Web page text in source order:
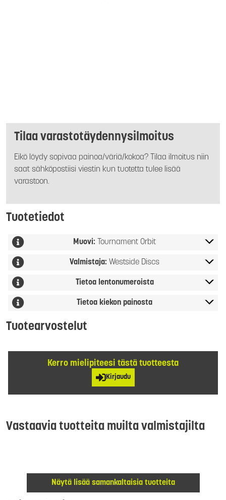
Tilaa varastotäydennysilmoitus
Eikö löydy sopivaa painoa/väriä/kokoa? Tilaa ilmoitus niin
saat sähköpostiisi viestin kun tuotetta tulee lisää
varastoon.
Tuotetiedot
Muovi: Tournament Orbit
Valmistaja: Westside Discs
Tietoa lentonumeroista
Tietoa kiekon painosta
Tuotearvostelut
Kerro mielipiteesi tästä tuotteesta
Kirjaudu
Vastaavia tuotteita muilta valmistajilta
Näytä lisää samankaltaisia tuotteita